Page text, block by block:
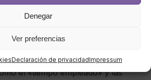
Denegar
Ver preferencias
Declaración de privacidadImpressum
servidor que controla
movimiento de los automóviles
blanca a través de las barreras a
valiosa sobre la gestión de
el «tiempo empleado» y las